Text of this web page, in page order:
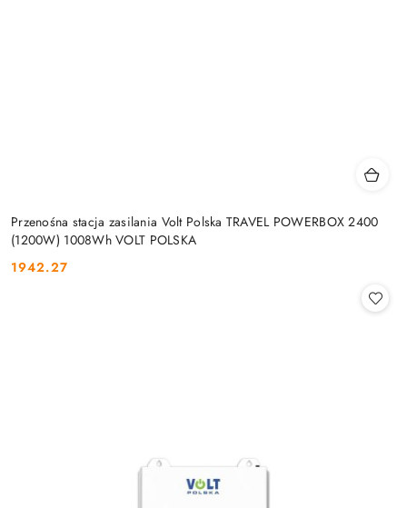
Przenośna stacja zasilania Volt Polska TRAVEL POWERBOX 2400
(1200W) 1008Wh VOLT POLSKA
Cena:
1942.27